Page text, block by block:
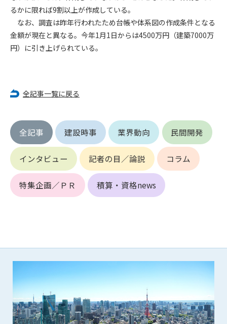
るかに限れば9割以上が作成している。
なお、調査は昨年行われたため台帳や体系図の作成条件となる
金額が現在と異なる。今年1月1日からは4500万円（建築7000万
円）に引き上げられている。
全記事一覧に戻る
全記事 建設時事 業界動向 民間開発
インタビュー 記者の目／論説 コラム
特集企画／ＰＲ 積算・資格news
(4) 会員申込者が管理者所定の手続き通りに会員申込手続き処
理を行わなかった場合
(5) その他管理者が会員とすることを不適当と判断した場合
2. 管理者は承認後であっても承認した会員が前項の何れかに該
当することが判明した場合、会員資格を取り消すことがあり
1. 会員は申込の際に管理者が発行したIDおよびパスワードの使
2. 会員は、自己のIDおよびパスワードを、貸与、譲渡、売買、
その他形態を問わず、第三者に利用させることはできませ
ん。
3. 会員は、IDおよびパスワードの管理不十分、使用上の過誤、
第三者（他の会員を含む）の使用等による損害について責任
を負うものとし、管理者は一切責任を負いません。
る行為
(2) 第三者または管理者の財産、プライバシー等を侵害する行
(3) 第三者または管理者を誹謗中傷する行為
(4) 有害なコンピュータプログラム等を送信又は書き込む行為
(5) 第三者に不利益を与える行為
(6) 管理者が承認していない営利を目的とした行為